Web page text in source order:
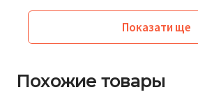
Показати ще
Похожие товары